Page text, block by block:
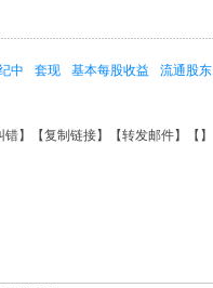
中 套现 基本每股收益 流通股东
错】【复制链接】【转发邮件】【 】